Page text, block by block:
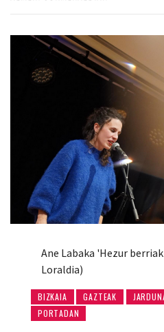
Ane Labaka 'Hezur
Loraldia)
BIZKAIA GAZTEAK
PORTADAN